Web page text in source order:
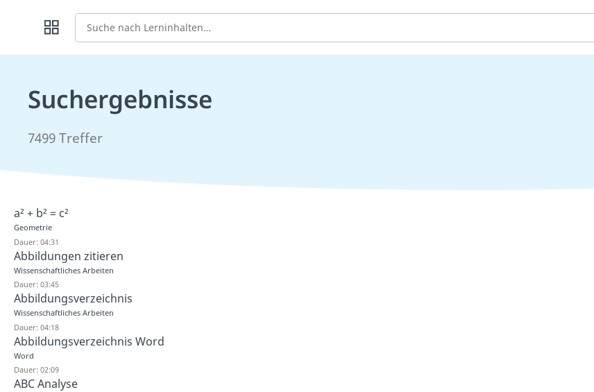
Suche
Suchergebnisse
7499 Treffer
a² + b² = c²
Geometrie
Dauer: 04:31
Abbildungen zitieren
Wissenschaftliches Arbeiten
Dauer: 03:45
Abbildungsverzeichnis
Wissenschaftliches Arbeiten
Dauer: 04:18
Abbildungsverzeichnis Word
Word
Dauer: 02:09
ABC Analyse